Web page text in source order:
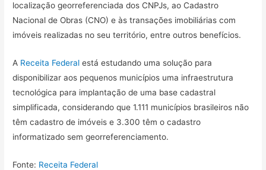
localização georreferenciada dos CNPJs, ao Cadastro
Nacional de Obras (CNO) e às transações imobiliárias com
imóveis realizadas no seu território, entre outros benefícios.
A Receita Federal está estudando uma solução para
disponibilizar aos pequenos municípios uma infraestrutura
tecnológica para implantação de uma base cadastral
simplificada, considerando que 1.111 municípios brasileiros não
têm cadastro de imóveis e 3.300 têm o cadastro
informatizado sem georreferenciamento.
Fonte: Receita Federal